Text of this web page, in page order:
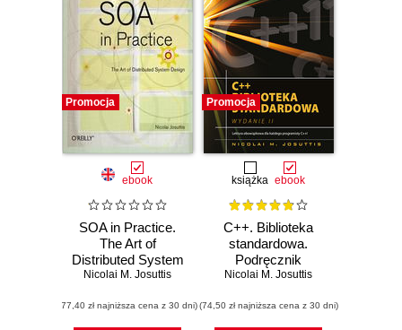
Promocja
ebook
SOA in Practice.
The Art of
Distributed System
Design
Nicolai M. Josuttis
(77,40 zł najniższa cena z 30 dni)
Promocja
książka ebook
C++. Biblioteka
standardowa.
Podręcznik
programisty.
Nicolai M. Josuttis
(74,50 zł najniższa cena z 30 dni)